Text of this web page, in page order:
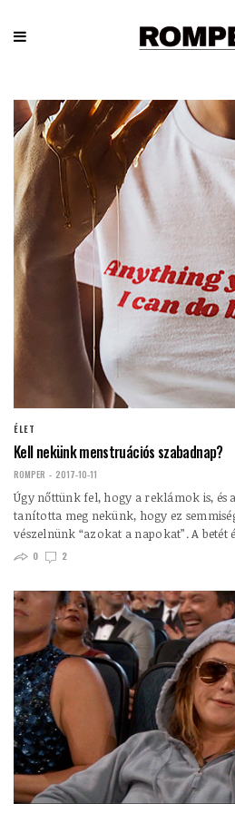
ÉLET
Kell nekünk menstruációs szabadnap?
ROMPER 2017-10-11
Úgy nőttünk fel, hogy a reklámok is, és
tanította meg nekünk, hogy ez
vészelnünk “azokat a napokat”. A
0 2